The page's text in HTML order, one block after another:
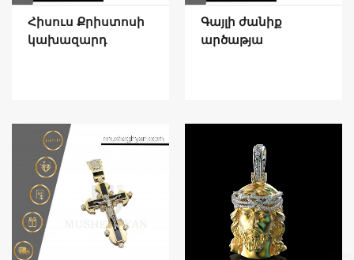
Հիսուս Քրիստոսի
կախազարդ
Գայլի ժանիք
արծաթյա